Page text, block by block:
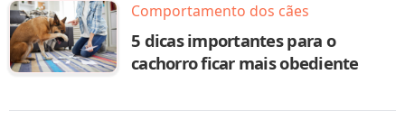
Comportamento dos cães
5 dicas importantes para o
cachorro ficar mais obediente